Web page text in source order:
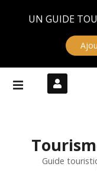
UN GUIDE
Guide